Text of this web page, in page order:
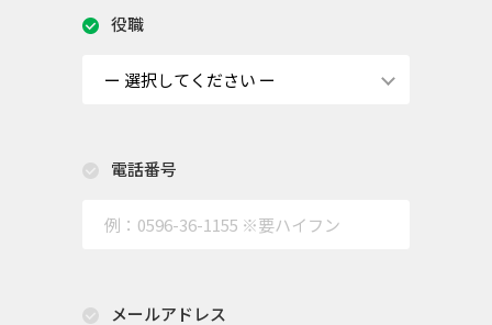
役職
電話番号
メールアドレス